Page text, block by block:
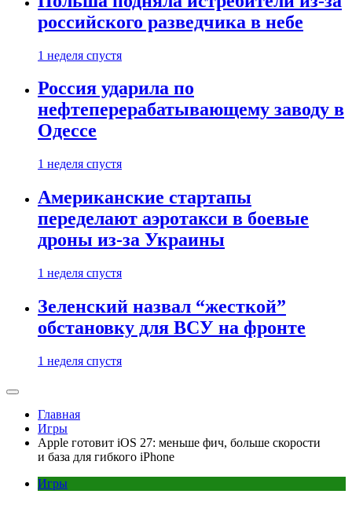
российского разведчика в небе
1 неделя спустя
Россия ударила по
нефтеперерабатывающему заводу в
Одессе
1 неделя спустя
Американские стартапы
переделают аэротакси в боевые
дроны из-за Украины
1 неделя спустя
Зеленский назвал “жесткой”
обстановку для ВСУ на фронте
1 неделя спустя
Главная
Игры
Apple готовит iOS 27: меньше фич, больше скорости
и база для гибкого iPhone
Игры